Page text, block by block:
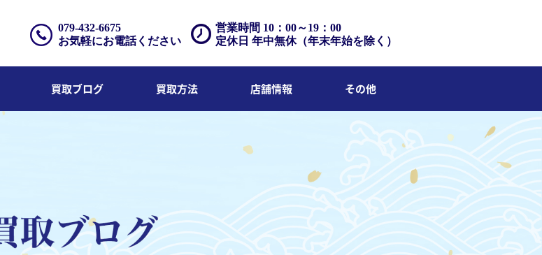
営業時間 10：00～19：00
定休日 年中無休（年末年始を除く）
079-432-6675
お気軽にお電話ください
買取ブログ 買取方法 店舗情報 その他